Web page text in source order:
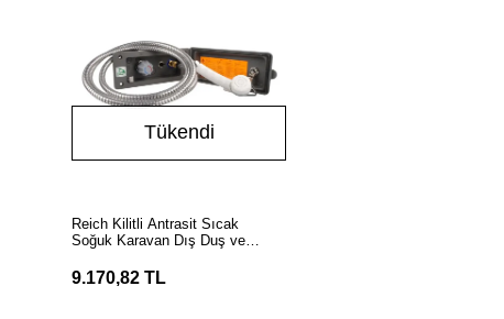
Tükendi
Reich Kilitli Antrasit Sıcak
Soğuk Karavan Dış Duş ve
9.170,82 TL